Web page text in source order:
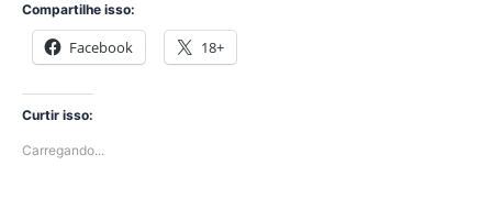
Compartilhe isso:
Facebook 18+
Curtir isso:
Carregando...